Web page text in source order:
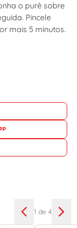
o purê sobre
Pincele
mais 5 minutos.
1 de 4